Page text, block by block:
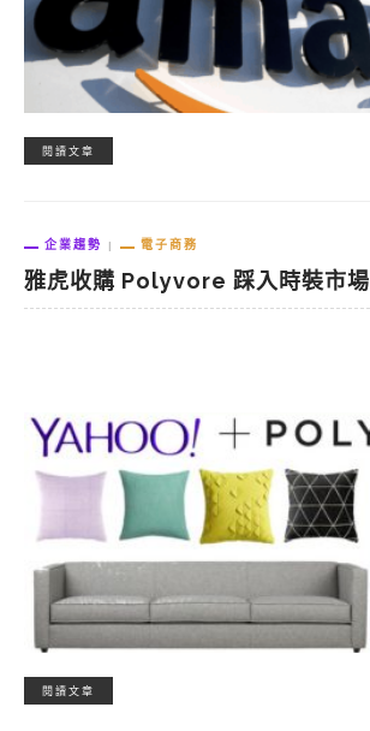
閱讀文章
企業趨勢 電子商務
雅虎收購 Polyvore 踩入時裝市場
閱讀文章